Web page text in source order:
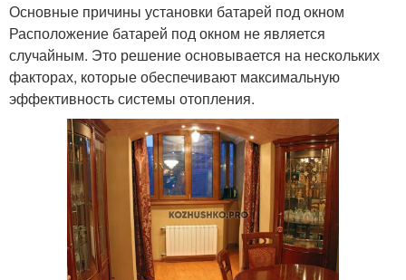
Основные причины установки батарей под окном
Расположение батарей под окном не является
случайным. Это решение основывается на нескольких
факторах, которые обеспечивают максимальную
эффективность системы отопления.